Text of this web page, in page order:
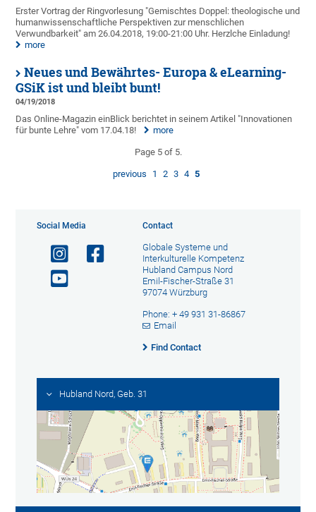
Erster Vortrag der Ringvorlesung "Gemischtes Doppel: theologische und
humanwissenschaftliche Perspektiven zur menschlichen
Verwundbarkeit" am 26.04.2018, 19:00-21:00 Uhr. Herzlche Einladung!
more
Neues und Bewährtes- Europa & eLearning-
GSiK ist und bleibt bunt!
04/19/2018
Das Online-Magazin einBlick berichtet in seinem Artikel "Innovationen
für bunte Lehre" vom 17.04.18!
more
Page 5 of 5.
previous 1 2 3 4 5
Social Media Contact
Globale Systeme und
Interkulturelle Kompetenz
Hubland Campus Nord
Emil-Fischer-Straße 31
97074 Würzburg
Phone: + 49 931 31-86867
Email
Find Contact
Hubland Nord, Geb. 31